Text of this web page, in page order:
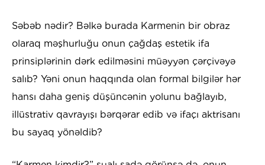
Səbəb nədir? Bəlkə burada Karmenin bir obraz
olaraq məşhurluğu onun çağdaş estetik ifa
prinsiplərinin dərk edilməsini müəyyən çərçivəyə
salıb? Yəni onun haqqında olan formal bilgilər hər
hansı daha geniş düşüncənin yolunu bağlayıb,
illüstrativ qavrayışı bərqərar edib və ifaçı aktrisanı
bu sayaq yönəldib?